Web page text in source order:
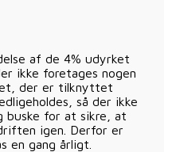
af de 4% udyrket
ikke foretages nogen
der er tilknyttet
så der ikke
for at sikre, at
igen. Derfor er
en gang årligt.